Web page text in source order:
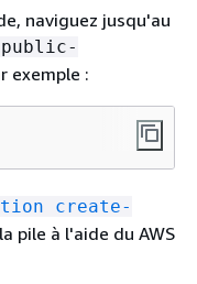
naviguez jusqu'au
public-
exemple :
create-
pile à l'aide du AWS